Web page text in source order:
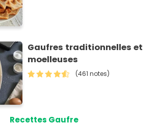
Gaufres traditionnelles et
moelleuses
(461 notes)
Recettes Gaufre